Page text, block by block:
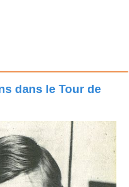
dans le Tour de